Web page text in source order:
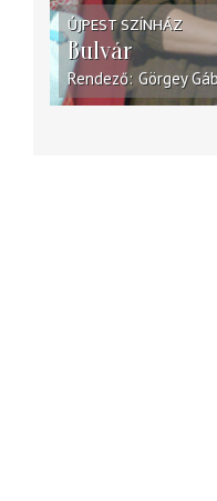
ÚJPEST SZÍNHÁZ
Bulvár
Rendező Görgey